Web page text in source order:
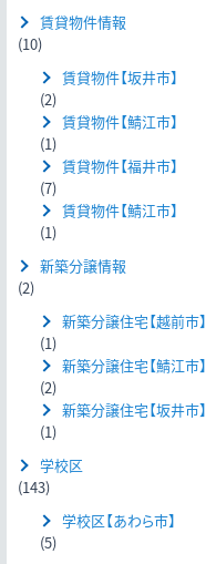
賃貸物件情報
(10)
賃貸物件【坂井市】
(2)
賃貸物件【鯖江市】
(1)
賃貸物件【福井市】
(7)
賃貸物件【鯖江市】
(1)
新築分譲情報
(2)
新築分譲住宅【越前市】
(1)
新築分譲住宅【鯖江市】
(2)
新築分譲住宅【坂井市】
(1)
学校区
(143)
学校区【あわら市】
(5)